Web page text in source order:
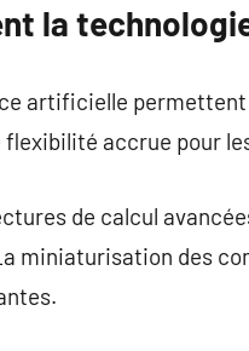
la
artificielle
accrue pour
de calcul
miniaturisation des